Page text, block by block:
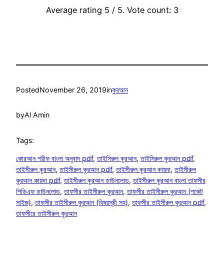
Average rating 5 / 5. Vote count: 3
PostedNovember 26, 2019inকুরআন
byAl Amin
Tags:
কোরআন শরীফ বাংলা অনুবাদ pdf, তাইসিরুল কুরআন, তাইসিরুল কুরআন pdf
তাইসীরুল কুরআন, তাইসীরুল কুরআন pdf, তাইসীরুল কুরআন কায়দা, তাইসীরুল
কুরআন কায়দা pdf, তাইসীরুল কুরআন ডাউনলোড, তাইসীরুল কুরআন বাংলা তাফসীর
পিডিএফ ডাউনলোড, তাফসীর তাইসীরুল কুরআন, তাফসীর তাইসীরুল কুরআন (পকেট
সাইজ), তাফসীর তাইসীরুল কুরআন (বিষয়সূচী সহ), তাফসীর তাইসীরুল কুরআন pdf
তাফসীরে তাইসীরুল কুরআন